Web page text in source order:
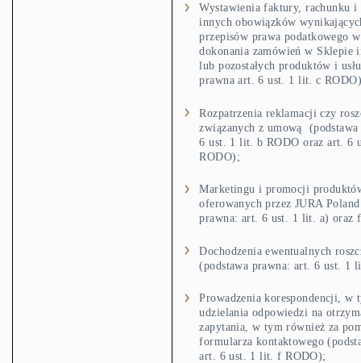
Wystawienia faktury, rachunku i
innych obowiązków
przepisów prawa podatkowego
dokonania zamówień w Sklepie
lub pozostałych produktów i
prawna art. 6 ust. 1 lit. c
Rozpatrzenia reklamacji czy
związanych z umową
6 ust. 1 lit. b RODO oraz art. 6
RODO);
Marketingu i promocji
oferowanych przez JURA
prawna: art. 6 ust. 1 lit. a) oraz
Dochodzenia ewentualnych
(podstawa prawna: art. 6 ust. 1
Prowadzenia korespondencji, w
udzielania odpowiedzi na
zapytania, w tym również za
formularza kontaktowego
art. 6 ust. 1 lit. f RODO);